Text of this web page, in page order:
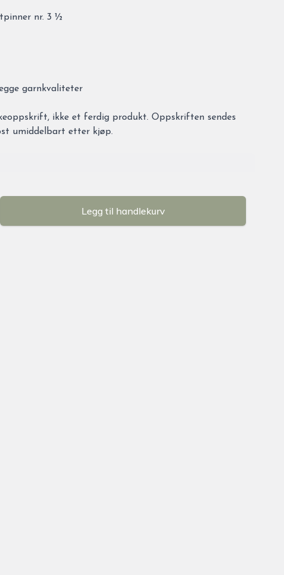
nr. 3 ½
garnkvaliteter
ikke et ferdig produkt. Oppskriften sendes
umiddelbart etter kjøp.
Legg til handlekurv